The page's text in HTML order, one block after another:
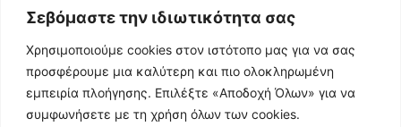
Σεβόμαστε την ιδιωτικότητα σας
Χρησιμοποιούμε cookies στον ιστότοπο μας για να σας
προσφέρουμε μια καλύτερη και πιο ολοκληρωμένη
εμπειρία πλοήγησης. Επιλέξτε «Αποδοχή Όλων» για να
συμφωνήσετε με τη χρήση όλων των cookies.
Αριθμός Πιστοποίησης Μ.Η.Τ. 242044
ΑΚΟΛΟΥΘΗΣΕ ΜΑΣ